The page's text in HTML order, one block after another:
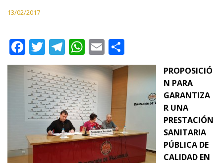
13/02/2017
F
ac
e
b
o
o
k
T
w
itt
er
T
el
e
gr
a
m
W
h
at
s
A
p
p
E
m
ai
o
m
p
ar
ti
r
PROPOSICIÓ
N PARA
GARANTIZA
R UNA
PRESTACIÓN
SANITARIA
PÚBLICA DE
CALIDAD EN